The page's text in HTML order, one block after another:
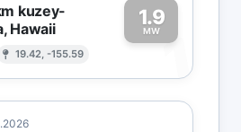
kuzey-
Hawaii
19.42, -155.59
1.9
MW1